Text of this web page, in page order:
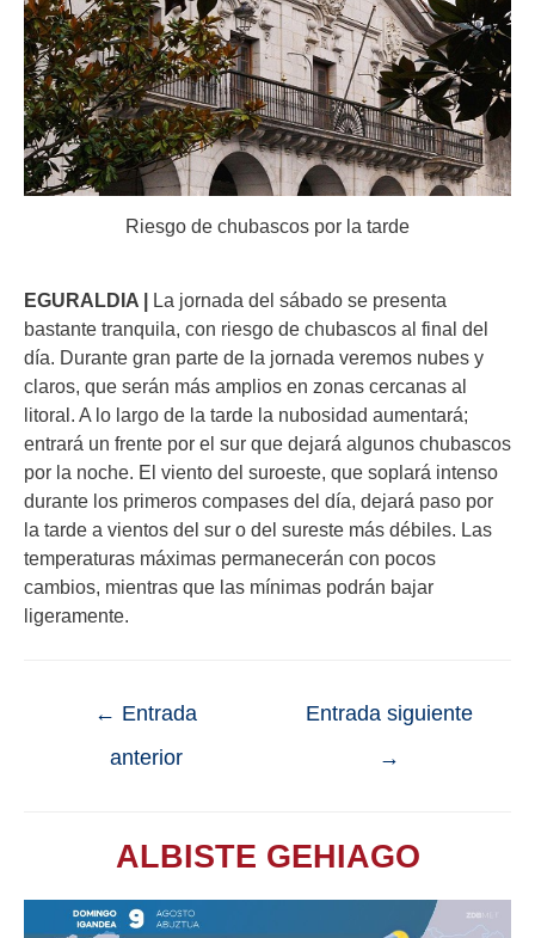
Riesgo de chubascos por la tarde
EGURALDIA | La jornada del sábado se presenta
bastante tranquila, con riesgo de chubascos al final del
día. Durante gran parte de la jornada veremos nubes y
claros, que serán más amplios en zonas cercanas al
litoral. A lo largo de la tarde la nubosidad aumentará;
entrará un frente por el sur que dejará algunos chubascos
por la noche. El viento del suroeste, que soplará intenso
durante los primeros compases del día, dejará paso por
la tarde a vientos del sur o del sureste más débiles. Las
temperaturas máximas permanecerán con pocos
cambios, mientras que las mínimas podrán bajar
ligeramente.
← Entrada
anterior
Entrada siguiente
→
ALBISTE GEHIAGO